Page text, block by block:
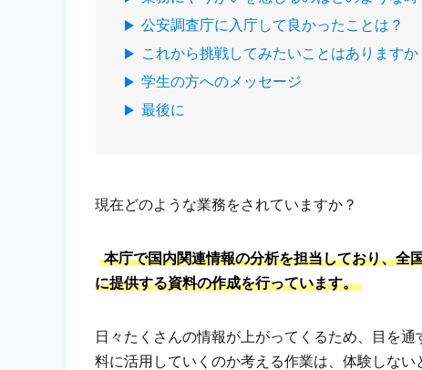
公安調査庁に入庁して良かったことは？
これから挑戦してみたいことはありますか
学生の方へのメッセージ
最後に
現在どのような業務をされていますか？
本庁で国内関連情報の分析を担当しており、全
に提供する資料の作成を行っています。
日々たくさんの情報が上がってくるため、目を
料に活用していくのか考える作業は、体験しない